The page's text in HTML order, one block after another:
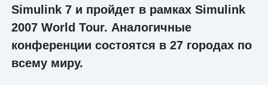
Simulink 7 и пройдет в рамках Simulink
2007 World Tour. Аналогичные
конференции состоятся в 27 городах по
всему миру.